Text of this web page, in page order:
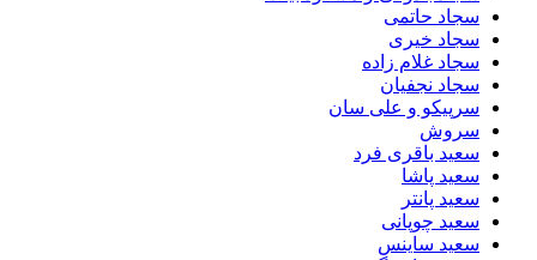
سجاد حاتمی
سجاد خیری
سجاد غلام زاده
سجاد نجفیان
سرپیکو و علی سان
سروش
سعید باقری فرد
سعید پاشا
سعید پانتر
سعید چوپانی
سعید ساینس